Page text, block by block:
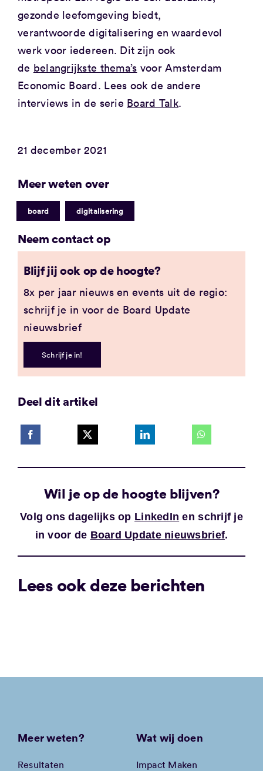
gezonde leefomgeving biedt,
verantwoorde digitalisering en waardevol
werk voor iedereen. Dit zijn ook
de belangrijkste thema’s voor Amsterdam
Economic Board. Lees ook de andere
interviews in de serie Board Talk.
21 december 2021
Meer weten over
board digitalisering
Neem contact op
Blijf jij ook op de hoogte?
8x per jaar nieuws en events uit de regio:
schrijf je in voor de Board Update
nieuwsbrief
Schrijf je in!
Deel dit artikel
Wil je op de hoogte blijven?
Volg ons dagelijks op LinkedIn en schrijf je
in voor de Board Update nieuwsbrief.
Lees ook deze berichten
Meer weten?
Resultaten
Wat wij doen
Impact Maken